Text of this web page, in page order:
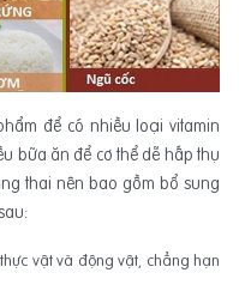
để có nhiều loại vitamin
bữa ăn để cơ thể dễ hấp thụ
thai nên bao gồm bổ sung
vật và động vật, chẳng hạn